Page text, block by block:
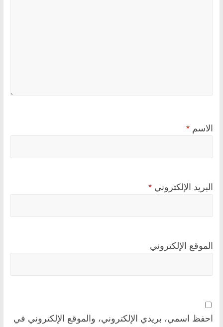
الاسم *
البريد الإلكتروني *
الموقع الإلكتروني
احفظ اسمي، بريدي الإلكتروني، والموقع الإلكتروني في